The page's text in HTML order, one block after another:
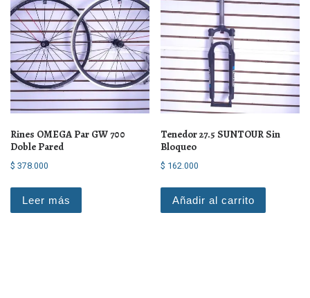
Rines OMEGA Par GW 700
Doble Pared
$ 378.000
Leer más
Tenedor 27.5 SUNTOUR Sin
Bloqueo
$ 162.000
Añadir al carrito